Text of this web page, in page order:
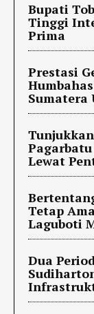
Bupati
Tinggi
Prima
Prestasi
Sumatera
Lewat
Tetap
Laguboti
Dua